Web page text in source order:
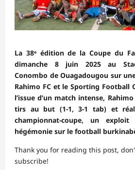
La 38ᵉ édition de la Coupe du
dimanche 8 juin 2025 au
Conombo de Ouagadougou sur
Rahimo FC et le Sporting Football
l’issue d’un match intense,
tirs au but (1-1, 3-1 tab) et
championnat-coupe, un
hégémonie sur le football
Thank you for reading this post,
subscribe!